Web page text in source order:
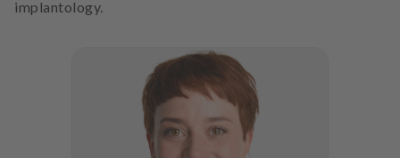
implantology.